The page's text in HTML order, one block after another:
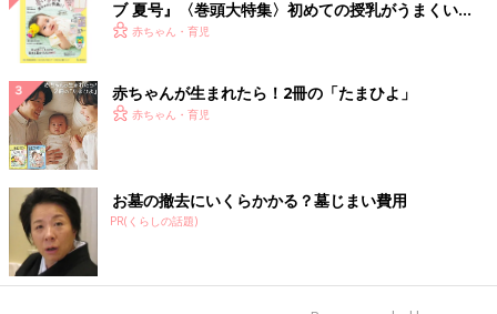
ブ 夏号』〈巻頭大特集〉初めての授乳がうまくい
く！ おっぱい・ミルクの基本と夏のトラブル 解決テ
赤ちゃん・育児
赤ちゃんが生まれたら！2冊の「たまひよ」
赤ちゃん・育児
お墓の撤去にいくらかかる？墓じまい費用
PR(くらしの話題)